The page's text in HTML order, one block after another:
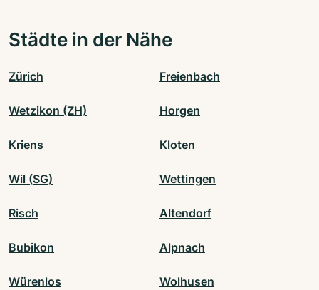
Städte in der Nähe
Zürich Freienbach
Wetzikon (ZH) Horgen
Kriens Kloten
Wil (SG) Wettingen
Risch Altendorf
Bubikon Alpnach
Würenlos Wolhusen